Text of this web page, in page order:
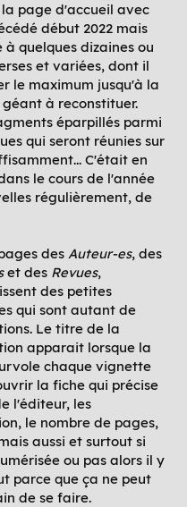
la page d'accueil avec
début 2022 mais
quelques dizaines ou
et variées, dont il
le maximum jusqu'à la
à reconstituer.
éparpillés parmi
qui seront réunies sur
C'était en
le cours de l'année
régulièrement, de
des Auteur-es, des
et des Revues,
des petites
qui sont autant de
Le titre de la
apparait lorsque la
chaque vignette
la fiche qui précise
l'éditeur, les
le nombre de pages,
aussi et surtout si
ou pas alors il y
parce que ça ne peut
de se faire.